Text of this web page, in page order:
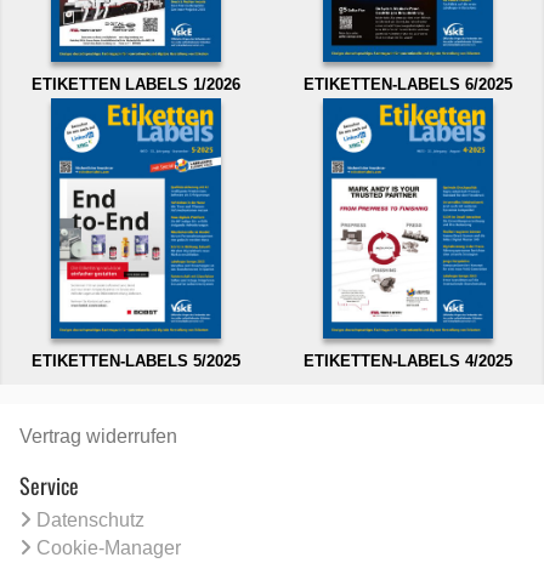
ETIKETTEN LABELS 1/2026 ETIKETTEN-LABELS 6/2025
ETIKETTEN-LABELS 5/2025 ETIKETTEN-LABELS 4/2025
Vertrag widerrufen
Service
Datenschutz
Cookie-Manager